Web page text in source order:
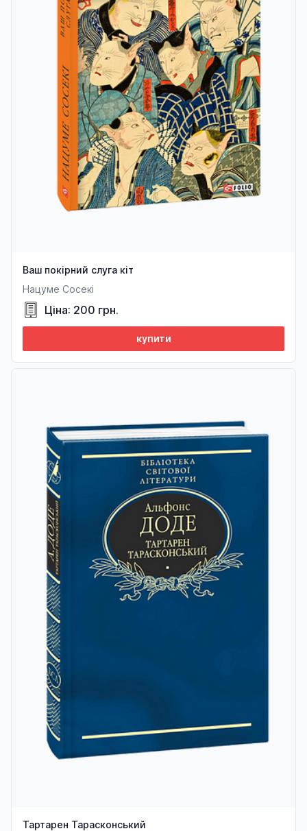
Ваш покірний слуга кіт
Нацуме Сосекі
Ціна: 200 грн.
купити
Тартарен Тарасконський